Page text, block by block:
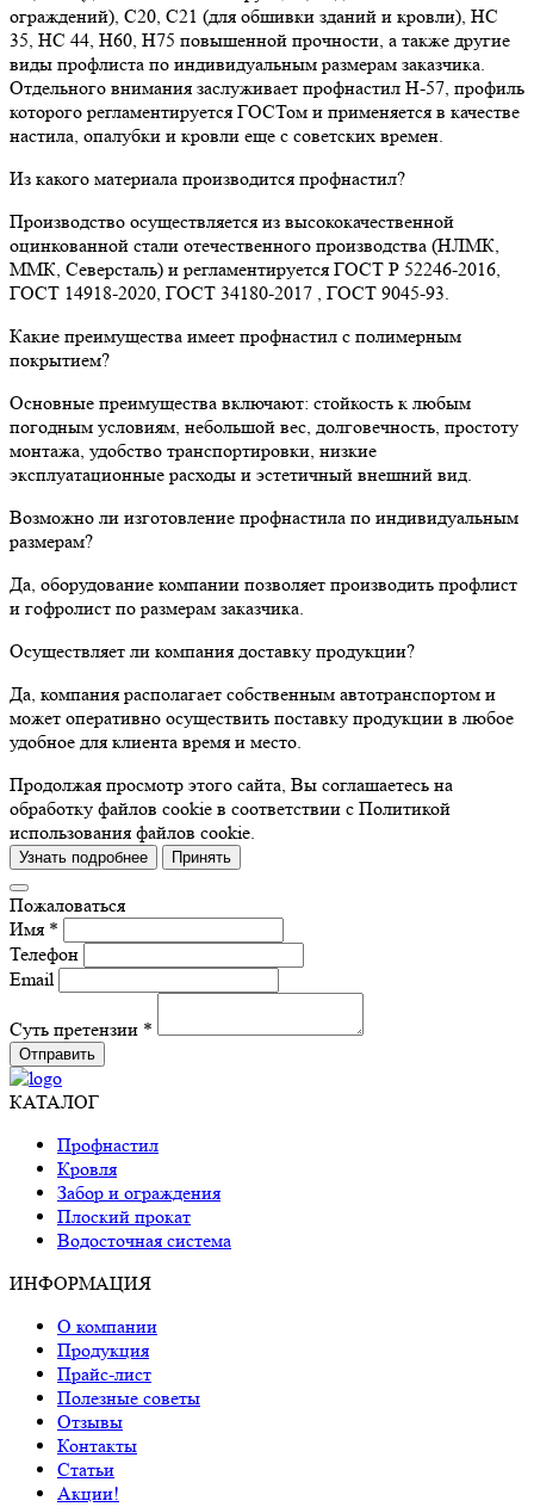
ограждений), С20, С21 (для обшивки зданий и кровли), НС
35, НС 44, Н60, Н75 повышенной прочности, а также другие
виды профлиста по индивидуальным размерам заказчика.
Отдельного внимания заслуживает профнастил Н-57, профиль
которого регламентируется ГОСТом и применяется в качестве
настила, опалубки и кровли еще с советских времен.
Из какого материала производится профнастил?
Производство осуществляется из высококачественной
оцинкованной стали отечественного производства (НЛМК,
ММК, Северсталь) и регламентируется ГОСТ Р 52246-2016,
ГОСТ 14918-2020, ГОСТ 34180-2017 , ГОСТ 9045-93.
Какие преимущества имеет профнастил с полимерным
покрытием?
Основные преимущества включают: стойкость к любым
погодным условиям, небольшой вес, долговечность, простоту
монтажа, удобство транспортировки, низкие
эксплуатационные расходы и эстетичный внешний вид.
Возможно ли изготовление профнастила по индивидуальным
размерам?
Да, оборудование компании позволяет производить профлист
и гофролист по размерам заказчика.
Осуществляет ли компания доставку продукции?
Да, компания располагает собственным автотранспортом и
может оперативно осуществить поставку продукции в любое
удобное для клиента время и место.
Продолжая просмотр этого сайта, Вы соглашаетесь на
обработку файлов cookie в соответствии с Политикой
использования файлов cookie.
Узнать подробнее Принять
Пожаловаться
Имя *
Телефон
Email
Суть претензии *
Отправить
КАТАЛОГ
Профнастил
Кровля
Забор и ограждения
Плоский прокат
Водосточная система
ИНФОРМАЦИЯ
О компании
Продукция
Прайс-лист
Полезные советы
Отзывы
Контакты
Статьи
Акции!